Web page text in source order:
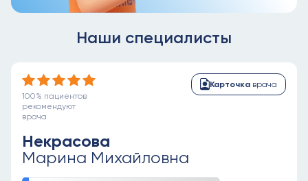
Наши специалисты
100% пациентов
рекомендуют
врача
Карточка врача
Некрасова
Марина Михайловна